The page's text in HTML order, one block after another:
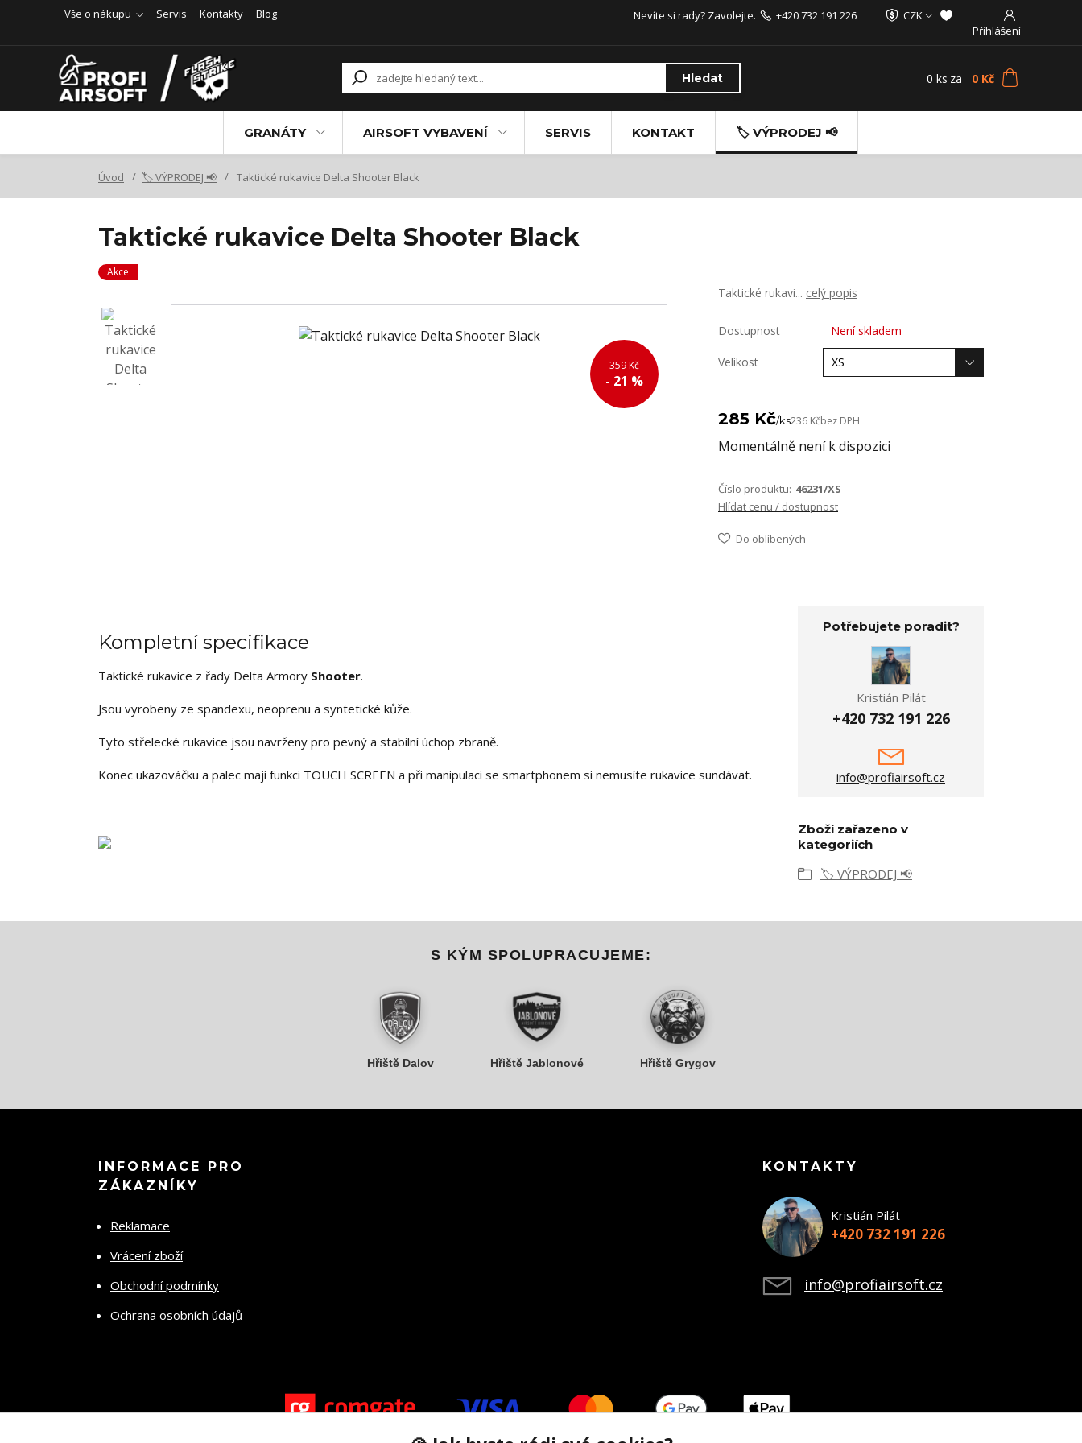
Vše o nákupu Servis Kontakty Blog
CZK
Přihlášení
Hledat
Nevíte si rady? Zavolejte. +420 732 191 226
0 ks za 0 Kč
GRANÁTY AIRSOFT VYBAVENÍ SERVIS KONTAKT 🏷️ VÝPRODEJ 📢
Úvod 🏷️ VÝPRODEJ 📢 Taktické rukavice Delta Shooter Black
Taktické rukavice Delta Shooter Black
Akce
359 Kč
- 21 %
Taktické rukavi... celý popis
Dostupnost Není skladem
Velikost
285 Kč/ks236 Kčbez DPH
Momentálně není k dispozici
Číslo produktu: 46231/XS
Hlídat cenu / dostupnost
Do oblíbených
Kompletní specifikace
Taktické rukavice z řady Delta Armory Shooter.
Jsou vyrobeny ze spandexu, neoprenu a syntetické kůže.
Tyto střelecké rukavice jsou navrženy pro pevný a stabilní úchop zbraně.
Konec ukazováčku a palec mají funkci TOUCH SCREEN a při manipulaci se smartphonem si nemusíte rukavice sundávat.
Potřebujete poradit?
Kristián Pilát
+420 732 191 226
info@profiairsoft.cz
Zboží zařazeno v
kategoriích
🏷️ VÝPRODEJ 📢
S KÝM SPOLUPRACUJEME:
Hřiště Dalov Hřiště Jablonové Hřiště Grygov
INFORMACE PRO
ZÁKAZNÍKY
Reklamace
Vrácení zboží
Obchodní podmínky
Ochrana osobních údajů
KONTAKTY
Kristián Pilát
+420 732 191 226
info@profiairsoft.cz